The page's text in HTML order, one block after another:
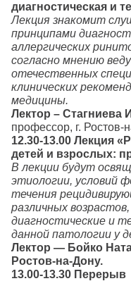
диагностическая и
Лекция знакомит
принципами
аллергических
согласно мнению
отечественных
клинических
медицины.
Лектор –
профессор, г. Ростов-
12.30-13.00 Лекция
детей и взрослых:
В лекции будут
этиологии, условий
течения
различных
диагностические и
данной патологии у
Лектор — Бойко
Ростов-на-Дону.
13.00-13.30 Перерыв